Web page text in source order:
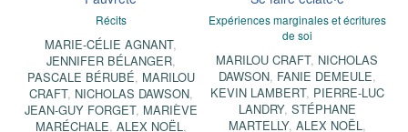
Récits
MARIE-CÉLIE AGNANT,
JENNIFER BÉLANGER,
PASCALE BÉRUBÉ, MARILOU
CRAFT, NICHOLAS DAWSON,
JEAN-GUY FORGET, MARIÈVE
MARÉCHALE, ALEX NOËL,
Expériences marginales et écritures
de soi
MARILOU CRAFT, NICHOLAS
DAWSON, FANIE DEMEULE,
KEVIN LAMBERT, PIERRE-LUC
LANDRY, STÉPHANE
MARTELLY, ALEX NOËL,